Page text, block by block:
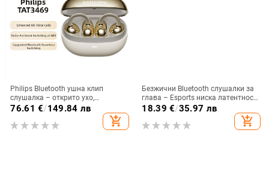
Philips Bluetooth ушна клип
слушалка – открито ухо,
безжично, Bluetooth 5.0, повече от
8 часа живот на батерията,
водоустойчив модел TAT3469
76.61 €/149.84 лв
add_shopping_cart
Безжични Bluetooth слушалки за
глава – Esports ниска латентност,
Bluetooth 5.3, обхват 10 м,
батерия 4–8 ч, двустранно
стерео
18.39 €/35.97 лв
add_shopping_cart